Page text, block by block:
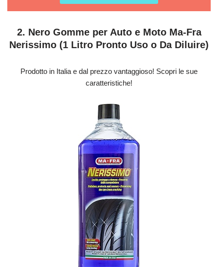
2. Nero Gomme per Auto e Moto Ma-Fra
Nerissimo (1 Litro Pronto Uso o Da Diluire)
Prodotto in Italia e dal prezzo vantaggioso! Scopri le sue
caratteristiche!